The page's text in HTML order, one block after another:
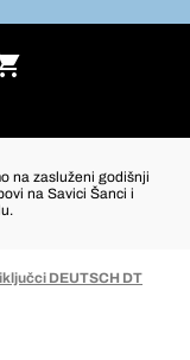
na zasluženi godišnji
na Savici Šanci i
DEUTSCH DT